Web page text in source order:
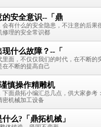
安全意识--「鼎
有什么的安全隐患，不注意的后果
修理的安全常识都
什么故障？--「
面，不仅仅我们的时代，在不断的
在不断的提高自己
慎操作精雕机
面鼎拓小编汇总几点，供大家参考
密机械加工设备
么?「鼎拓机械」